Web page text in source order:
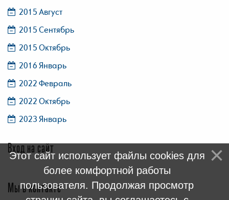
2015 Август
2015 Сентябрь
2015 Октябрь
2016 Январь
2022 Февраль
2022 Октябрь
2023 Январь
Вход на сайт
Мы в контакте
Этот сайт использует файлы cookies для
более комфортной работы
пользователя. Продолжая просмотр